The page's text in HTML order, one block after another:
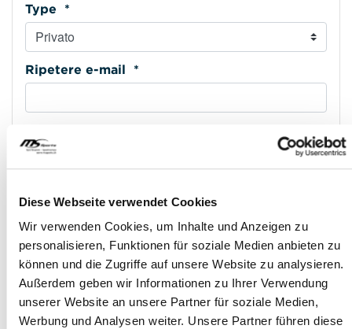
Diese Webseite verwendet Cookies
Wir verwenden Cookies, um Inhalte und Anzeigen zu
personalisieren, Funktionen für soziale Medien anbieten zu
können und die Zugriffe auf unsere Website zu analysieren.
Außerdem geben wir Informationen zu Ihrer Verwendung
unserer Website an unsere Partner für soziale Medien,
Werbung und Analysen weiter. Unsere Partner führen diese
Type *
Ripetere e-mail *
Indirizzo riga 1 *
CAP *